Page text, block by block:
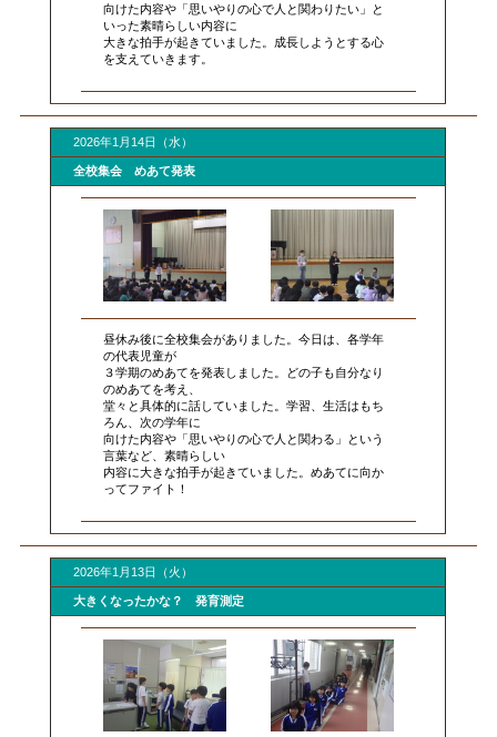
向けた内容や「思いやりの心で人と関わりたい」と
いった素晴らしい内容に
大きな拍手が起きていました。成長しようとする心
を支えていきます。
2026年1月14日（水）
全校集会 めあて発表
昼休み後に全校集会がありました。今日は、各学年
の代表児童が
３学期のめあてを発表しました。どの子も自分なり
のめあてを考え、
堂々と具体的に話していました。学習、生活はもち
ろん、次の学年に
向けた内容や「思いやりの心で人と関わる」という
言葉など、素晴らしい
内容に大きな拍手が起きていました。めあてに向か
ってファイト！
2026年1月13日（火）
大きくなったかな？ 発育測定